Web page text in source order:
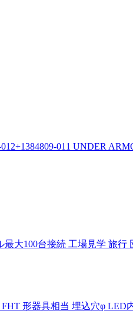
011 UNDER
大100台接続 工場見学 旅行
形器具相当 埋込穴φ LED